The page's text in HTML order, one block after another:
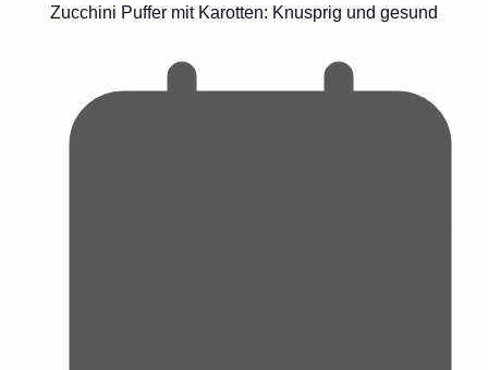
Zucchini Puffer mit Karotten: Knusprig und gesund